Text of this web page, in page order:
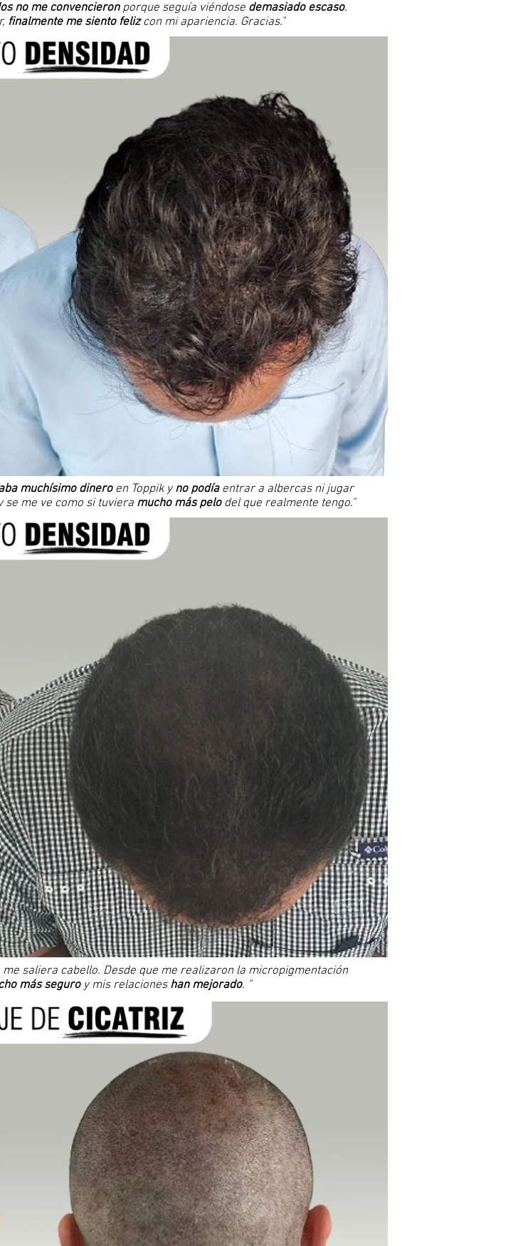
no me convencieronporque seguía viéndose demasiado escaso.
finalmente me siento felizcon mi apariencia. Gracias."
muchísimo dineroen Toppik yno podíaentrar a albercas ni jugar
se me ve como si tuviera mucho más pelo del que realmente tengo."
saliera cabello. Desde que me realizaron la micropigmentación
más seguroy mis relaciones han mejorado. "